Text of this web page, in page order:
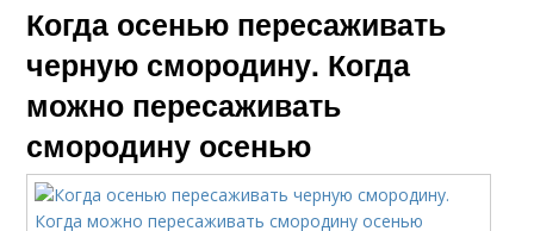
Когда осенью пересаживать
черную смородину. Когда
можно пересаживать
смородину осенью